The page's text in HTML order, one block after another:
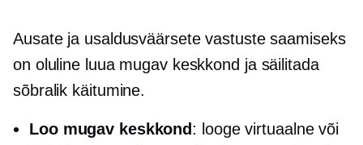
Ausate ja usaldusväärsete vastuste saamiseks
on oluline luua mugav keskkond ja säilitada
sõbralik käitumine.
Loo mugav keskkond: looge virtuaalne või